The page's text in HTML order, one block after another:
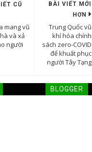
BÀI VIẾT MỚI
HƠN
Trung Quốc vũ
khí hóa chính
sách zero-COVID
để khuất phục
người Tây Tạng
CŨ
mang vũ
và xả
người
BLOGGER